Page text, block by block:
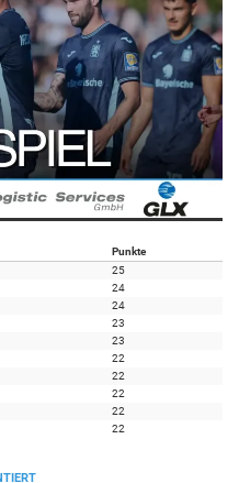
Punkte
25
24
24
23
23
22
22
22
22
22